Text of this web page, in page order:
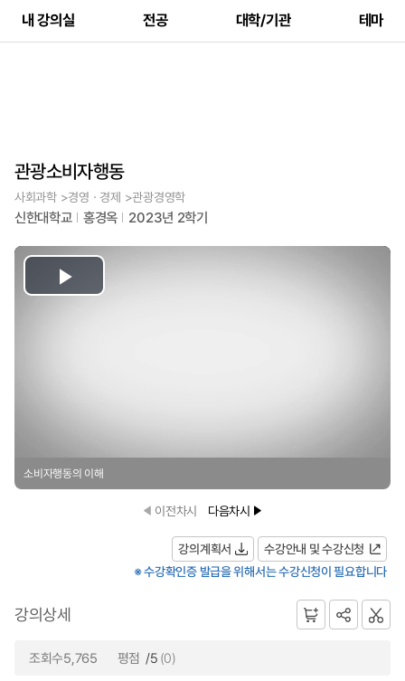
내 강의실 전공 대학/기관 테마
관광소비자행동
사회과학 >경영ㆍ경제 >관광경영학
신한대학교 홍경옥 2023년 2학기
Play
소비자행동의 이해
이전차시 다음차시
강의계획서
수강안내 및 수강신청
※ 수강확인증 발급을 위해서는 수강신청이 필요합니다
강의상세
조회수5,765 평점 /5 (0)